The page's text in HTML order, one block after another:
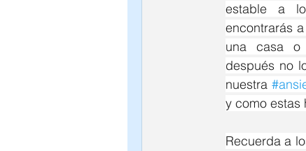
estable a
encontrarás
una casa
después no
nuestra
y como estas
Recuerda a